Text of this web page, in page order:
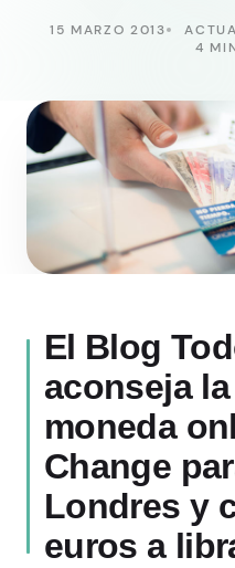
15 MARZO 2013
4
El Blog
aconseja
moneda
Change
Londres y
euros a